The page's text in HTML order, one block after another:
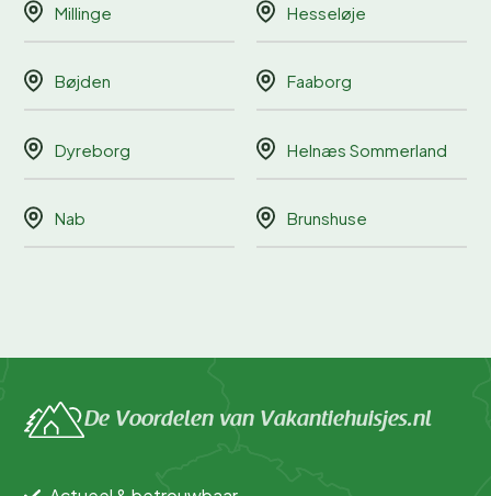
Millinge Hesseløje
Bøjden Faaborg
Dyreborg Helnæs Sommerland
Nab Brunshuse
De Voordelen van Vakantiehuisjes.nl